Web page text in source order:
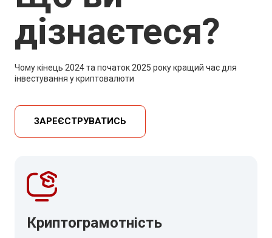
дізнаєтеся?
Чому кінець 2024 та початок 2025 року кращий час для
інвестування у криптовалюти
ЗАРЕЄСТРУВАТИСЬ
Криптограмотність